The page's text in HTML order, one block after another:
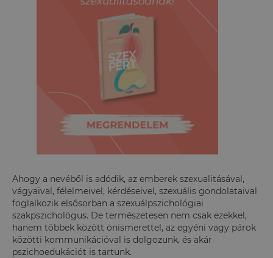
Ahogy a nevéből is adódik, az emberek szexualitásával,
vágyaival, félelmeivel, kérdéseivel, szexuális gondolataival
foglalkozik elsősorban a szexuálpszichológiai
szakpszichológus. De természetesen nem csak ezekkel,
hanem többek között önismerettel, az egyéni vagy párok
közötti kommunikációval is dolgozunk, és akár
pszichoedukációt is tartunk.